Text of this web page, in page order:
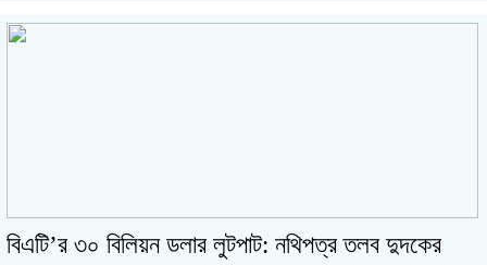
বিএটি’র ৩০ বিলিয়ন ডলার লুটপাট: ‍নথিপত্র তলব দুদকের